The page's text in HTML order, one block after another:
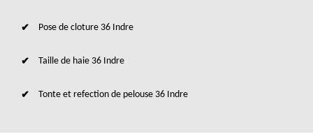
Pose de cloture 36 Indre
Taille de haie 36 Indre
Tonte et refection de pelouse 36 Indre